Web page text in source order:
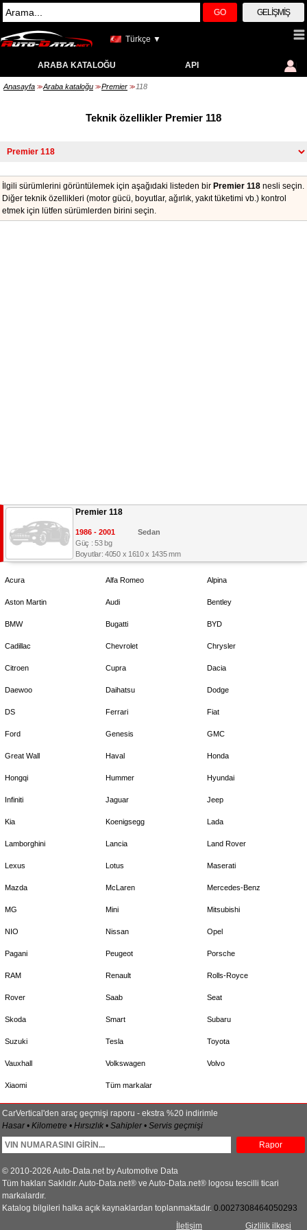
GO GELIŞMIŞ
Türkçe ▼
ARABA KATALOĞU API
Anasayfa >> Araba kataloğu >> Premier >> 118
Teknik özellikler Premier 118
İlgili sürümlerini görüntülemek için aşağıdaki listeden bir Premier 118 nesli seçin.
Diğer teknik özellikleri (motor gücü, boyutlar, ağırlık, yakıt tüketimi vb.) kontrol
etmek için lütfen sürümlerden birini seçin.
Premier 118
1986 - 2001
Sedan
Güç : 53 bg
Boyutlar: 4050 x 1610 x 1435 mm
Acura Alfa Romeo Alpina
Aston Martin Audi Bentley
BMW Bugatti BYD
Cadillac Chevrolet Chrysler
Citroen Cupra Dacia
Daewoo Daihatsu Dodge
DS Ferrari Fiat
Ford Genesis GMC
Great Wall Haval Honda
Hongqi Hummer Hyundai
Infiniti Jaguar Jeep
Kia Koenigsegg Lada
Lamborghini Lancia Land Rover
Lexus Lotus Maserati
Mazda McLaren Mercedes-Benz
MG Mini Mitsubishi
NIO Nissan Opel
Pagani Peugeot Porsche
RAM Renault Rolls-Royce
Rover Saab Seat
Skoda Smart Subaru
Suzuki Tesla Toyota
Vauxhall Volkswagen Volvo
Xiaomi Tüm markalar
CarVertical'den araç geçmişi raporu - ekstra %20 indirimle
Hasar • Kilometre • Hırsızlık • Sahipler • Servis geçmişi
Rapor
© 2010-2026 Auto-Data.net by Automotive Data
Tüm hakları Saklıdır. Auto-Data.net® ve Auto-Data.net® logosu tescilli ticari
markalardır.
Katalog bilgileri halka açık kaynaklardan toplanmaktadır. 0.0027308464050293
Gizlilik ilkesi
İletişim